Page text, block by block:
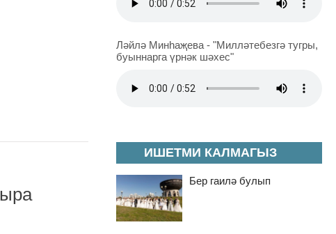
ИШЕТМИ КАЛМАГЫЗ
Бер гаилә булып
Ләйлә Минһаҗева - "Милләтебезгә тугры,
буыннарга үрнәк шәхес"